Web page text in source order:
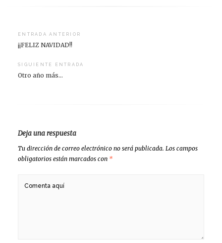
Navegación
de
entradas
ENTRADA ANTERIOR
¡¡FELIZ NAVIDAD!!
SIGUIENTE ENTRADA
Otro año más…
Deja una respuesta
Tu dirección de correo electrónico no será publicada. Los campos
obligatorios están marcados con *